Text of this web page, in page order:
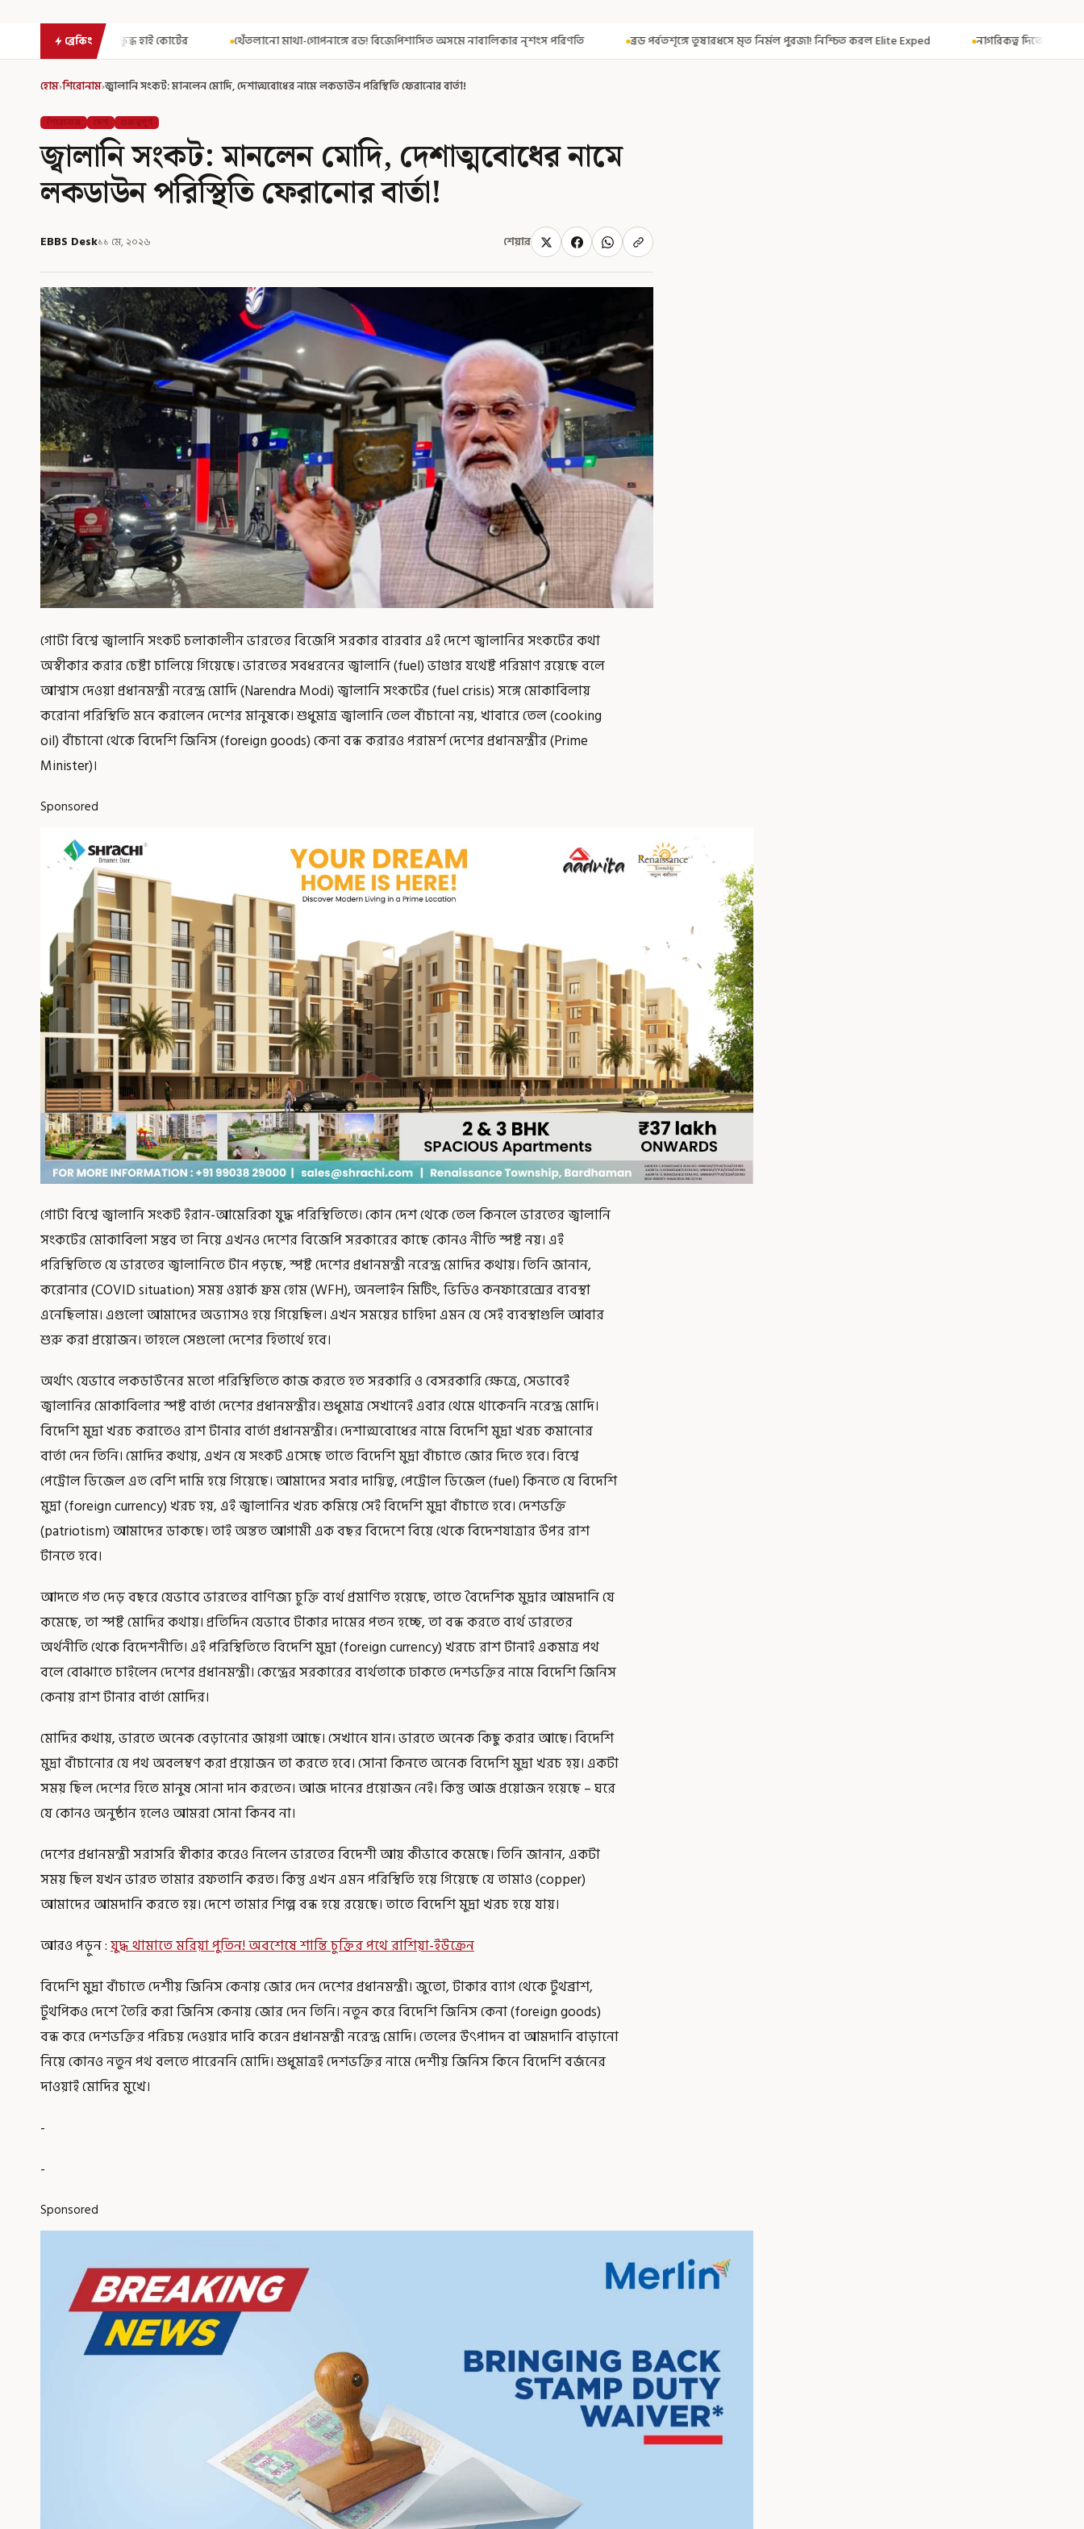
ব্রেকিং থেঁতলানো মাথা-গোপনাঙ্গে রড! বিজেপিশাসিত অসমে নাবালিকার নৃশংস পরিণতি ব্রড পর্বতশৃঙ্গে তুষারধসে মৃত নির্মল পুরজা! নিশ্চিত করল Elite Exped নাগরিকত্ব দিতেই CAA! ৩০০ মতুয়াকে নাগরিকত্বের
হোম›শিরোনাম›জ্বালানি সংকট: মানলেন মোদি, দেশাত্মবোধের নামে লকডাউন পরিস্থিতি ফেরানোর বার্তা!
শিরোনাম দেশ গুরুত্বপূর্ণ
জ্বালানি সংকট: মানলেন মোদি, দেশাত্মবোধের নামে
লকডাউন পরিস্থিতি ফেরানোর বার্তা!
EBBS Desk১১ মে, ২০২৬ শেয়ার
গোটা বিশ্বে জ্বালানি সংকট চলাকালীন ভারতের বিজেপি সরকার বারবার এই দেশে জ্বালানির সংকটের কথা
অস্বীকার করার চেষ্টা চালিয়ে গিয়েছে। ভারতের সবধরনের জ্বালানি (fuel) ভাণ্ডার যথেষ্ট পরিমাণ রয়েছে বলে
আশ্বাস দেওয়া প্রধানমন্ত্রী নরেন্দ্র মোদি (Narendra Modi) জ্বালানি সংকটের (fuel crisis) সঙ্গে মোকাবিলায়
করোনা পরিস্থিতি মনে করালেন দেশের মানুষকে। শুধুমাত্র জ্বালানি তেল বাঁচানো নয়, খাবারে তেল (cooking
oil) বাঁচানো থেকে বিদেশি জিনিস (foreign goods) কেনা বন্ধ করারও পরামর্শ দেশের প্রধানমন্ত্রীর (Prime
Minister)।
Sponsored
গোটা বিশ্বে জ্বালানি সংকট ইরান-আমেরিকা যুদ্ধ পরিস্থিতিতে। কোন দেশ থেকে তেল কিনলে ভারতের জ্বালানি
সংকটের মোকাবিলা সম্ভব তা নিয়ে এখনও দেশের বিজেপি সরকারের কাছে কোনও নীতি স্পষ্ট নয়। এই
পরিস্থিতিতে যে ভারতের জ্বালানিতে টান পড়ছে, স্পষ্ট দেশের প্রধানমন্ত্রী নরেন্দ্র মোদির কথায়। তিনি জানান,
করোনার (COVID situation) সময় ওয়ার্ক ফ্রম হোম (WFH), অনলাইন মিটিং, ভিডিও কনফারেন্সের ব্যবস্থা
এনেছিলাম। এগুলো আমাদের অভ্যাসও হয়ে গিয়েছিল। এখন সময়ের চাহিদা এমন যে সেই ব্যবস্থাগুলি আবার
শুরু করা প্রয়োজন। তাহলে সেগুলো দেশের হিতার্থে হবে।
অর্থাৎ যেভাবে লকডাউনের মতো পরিস্থিতিতে কাজ করতে হত সরকারি ও বেসরকারি ক্ষেত্রে, সেভাবেই
জ্বালানির মোকাবিলার স্পষ্ট বার্তা দেশের প্রধানমন্ত্রীর। শুধুমাত্র সেখানেই এবার থেমে থাকেননি নরেন্দ্র মোদি।
বিদেশি মুদ্রা খরচ করাতেও রাশ টানার বার্তা প্রধানমন্ত্রীর। দেশাত্মবোধের নামে বিদেশি মুদ্রা খরচ কমানোর
বার্তা দেন তিনি। মোদির কথায়, এখন যে সংকট এসেছে তাতে বিদেশি মুদ্রা বাঁচাতে জোর দিতে হবে। বিশ্বে
পেট্রোল ডিজেল এত বেশি দামি হয়ে গিয়েছে। আমাদের সবার দায়িত্ব, পেট্রোল ডিজেল (fuel) কিনতে যে বিদেশি
মুদ্রা (foreign currency) খরচ হয়, এই জ্বালানির খরচ কমিয়ে সেই বিদেশি মুদ্রা বাঁচাতে হবে। দেশভক্তি
(patriotism) আমাদের ডাকছে। তাই অন্তত আগামী এক বছর বিদেশে বিয়ে থেকে বিদেশযাত্রার উপর রাশ
টানতে হবে।
আদতে গত দেড় বছরে যেভাবে ভারতের বাণিজ্য চুক্তি ব্যর্থ প্রমাণিত হয়েছে, তাতে বৈদেশিক মুদ্রার আমদানি যে
কমেছে, তা স্পষ্ট মোদির কথায়। প্রতিদিন যেভাবে টাকার দামের পতন হচ্ছে, তা বন্ধ করতে ব্যর্থ ভারতের
অর্থনীতি থেকে বিদেশনীতি। এই পরিস্থিতিতে বিদেশি মুদ্রা (foreign currency) খরচে রাশ টানাই একমাত্র পথ
বলে বোঝাতে চাইলেন দেশের প্রধানমন্ত্রী। কেন্দ্রের সরকারের ব্যর্থতাকে ঢাকতে দেশভক্তির নামে বিদেশি জিনিস
কেনায় রাশ টানার বার্তা মোদির।
মোদির কথায়, ভারতে অনেক বেড়ানোর জায়গা আছে। সেখানে যান। ভারতে অনেক কিছু করার আছে। বিদেশি
মুদ্রা বাঁচানোর যে পথ অবলম্বণ করা প্রয়োজন তা করতে হবে। সোনা কিনতে অনেক বিদেশি মুদ্রা খরচ হয়। একটা
সময় ছিল দেশের হিতে মানুষ সোনা দান করতেন। আজ দানের প্রয়োজন নেই। কিন্তু আজ প্রয়োজন হয়েছে – ঘরে
যে কোনও অনুষ্ঠান হলেও আমরা সোনা কিনব না।
দেশের প্রধানমন্ত্রী সরাসরি স্বীকার করেও নিলেন ভারতের বিদেশী আয় কীভাবে কমেছে। তিনি জানান, একটা
সময় ছিল যখন ভারত তামার রফতানি করত। কিন্তু এখন এমন পরিস্থিতি হয়ে গিয়েছে যে তামাও (copper)
আমাদের আমদানি করতে হয়। দেশে তামার শিল্প বন্ধ হয়ে রয়েছে। তাতে বিদেশি মুদ্রা খরচ হয়ে যায়।
আরও পড়ুন :যুদ্ধ থামাতে মরিয়া পুতিন! অবশেষে শান্তি চুক্তির পথে রাশিয়া-ইউক্রেন
বিদেশি মুদ্রা বাঁচাতে দেশীয় জিনিস কেনায় জোর দেন দেশের প্রধানমন্ত্রী। জুতো, টাকার ব্যাগ থেকে টুথব্রাশ,
টুথপিকও দেশে তৈরি করা জিনিস কেনায় জোর দেন তিনি। নতুন করে বিদেশি জিনিস কেনা (foreign goods)
বন্ধ করে দেশভক্তির পরিচয় দেওয়ার দাবি করেন প্রধানমন্ত্রী নরেন্দ্র মোদি। তেলের উৎপাদন বা আমদানি বাড়ানো
নিয়ে কোনও নতুন পথ বলতে পারেননি মোদি। শুধুমাত্রই দেশভক্তির নামে দেশীয় জিনিস কিনে বিদেশি বর্জনের
দাওয়াই মোদির মুখে।
-
-
Sponsored